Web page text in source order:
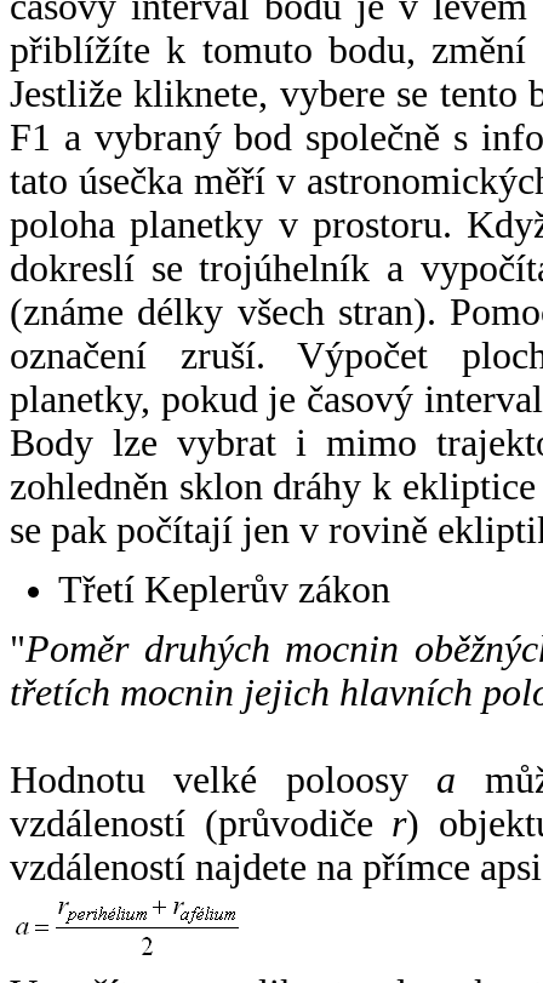
přiblížíte k tomuto bodu,
Jestliže kliknete, vybere se tento
F1 a vybraný bod společně s
tato úsečka měří v
poloha planetky v prostoru.
dokreslí se trojúhelník a
(známe délky všech stran).
označení zruší. Výpočet
planetky, pokud je časový
Body lze vybrat i mimo
zohledněn sklon dráhy k
se pak počítají jen v rovině
Třetí Keplerův zákon
"Poměr druhých mocnin
třetích mocnin jejich hlavních
Hodnotu velké poloosy a
vzdáleností (průvodiče r)
vzdáleností najdete na přímce